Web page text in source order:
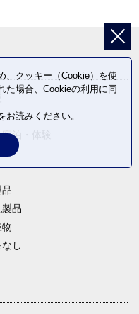
泊・体験
品
し
、クッキー（Cookie）を使
た場合、Cookieの利用に同
お読みください。